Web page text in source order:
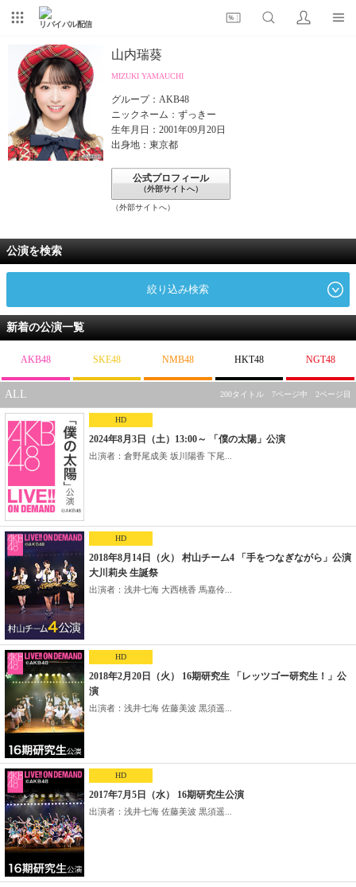
リバイバル配信
山内瑞葵
MIZUKI YAMAUCHI
グループ：AKB48
ニックネーム：ずっきー
生年月日：2001年09月20日
出身地：東京都
公式プロフィール
（外部サイトへ）
（外部サイトへ）
公演を検索
絞り込み検索
新着の公演一覧
AKB48 SKE48 NMB48 HKT48 NGT48
ALL 200タイトル 7ページ中 2ページ目
HD
2024年8月3日（土）13:00～ 「僕の太陽」公演
出演者：倉野尾成美 坂川陽香 下尾...
HD
2018年8月14日（火） 村山チーム4 「手をつなぎながら」公演
大川莉央 生誕祭
出演者：浅井七海 大西桃香 馬嘉伶...
HD
2018年2月20日（火） 16期研究生 「レッツゴー研究生！」公
演
出演者：浅井七海 佐藤美波 黒須遥...
HD
2017年7月5日（水） 16期研究生公演
出演者：浅井七海 佐藤美波 黒須遥...